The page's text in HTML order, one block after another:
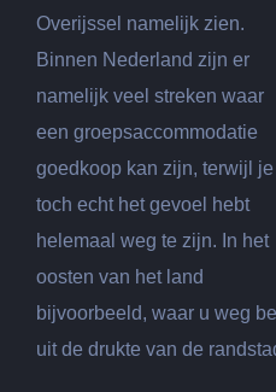
Overijssel namelijk zien.
Binnen Nederland zijn er
namelijk veel streken waar
een groepsaccommodatie
goedkoop kan zijn, terwijl je
toch echt het gevoel hebt
helemaal weg te zijn. In het
oosten van het land
bijvoorbeeld, waar u weg
uit de drukte van de